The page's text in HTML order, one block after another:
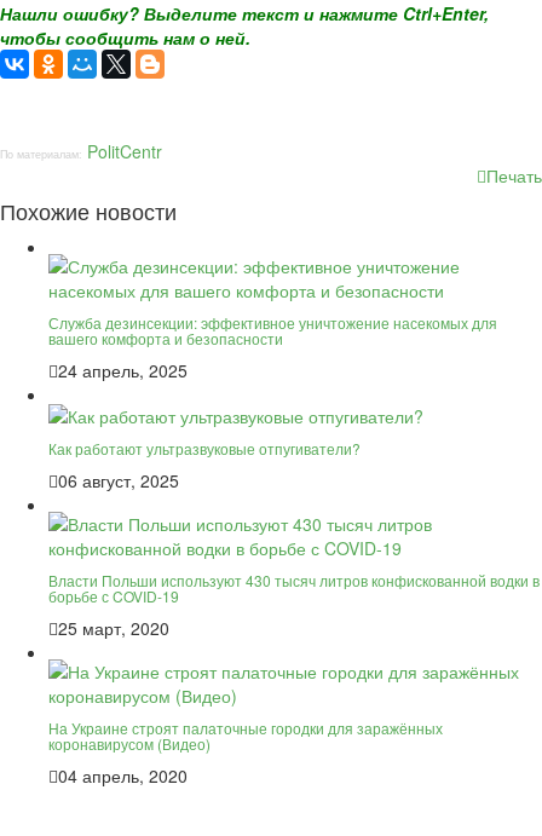
Нашли ошибку? Выделите текст и нажмите Ctrl+Enter,
чтобы сообщить нам о ней.
По материалам: PolitCentr
Печать
Похожие новости
Служба дезинсекции: эффективное уничтожение насекомых для
вашего комфорта и безопасности
24 апрель, 2025
Как работают ультразвуковые отпугиватели?
06 август, 2025
Власти Польши используют 430 тысяч литров конфискованной водки в
борьбе с COVID-19
25 март, 2020
На Украине строят палаточные городки для заражённых
коронавирусом (Видео)
04 апрель, 2020